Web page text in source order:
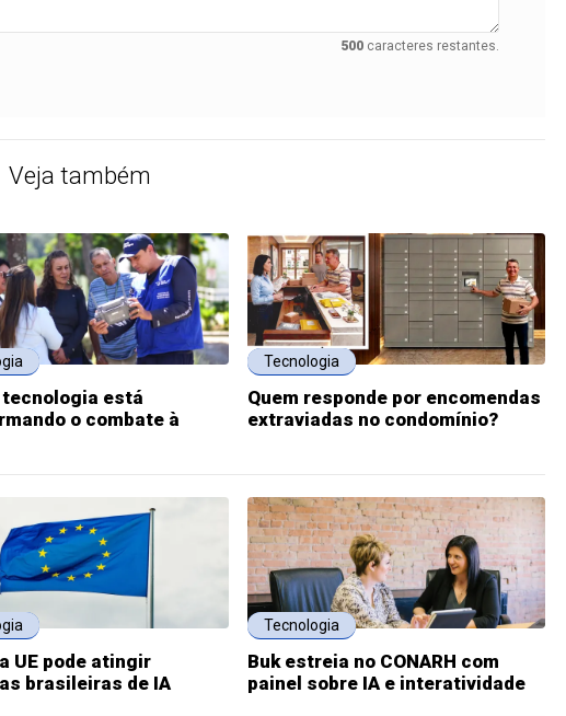
500caracteres restantes.
Veja também
tecnologia está
o combate à
Tecnologia
Quem responde por encomendas
extraviadas no condomínio?
UE pode atingir
brasileiras de IA
Tecnologia
Buk estreia no CONARH com
painel sobre IA e interatividade